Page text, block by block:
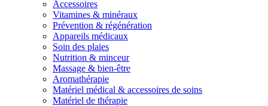
Accessoires
Vitamines & minéraux
Prévention & régénération
Appareils médicaux
Soin des plaies
Nutrition & minceur
Massage & bien-être
Aromathérapie
Matériel médical & accessoires de soins
Matériel de thérapie